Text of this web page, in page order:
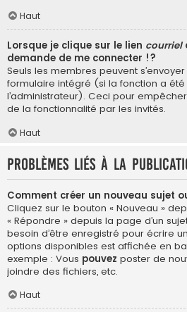
Haut
Lorsque je clique sur le lien courriel
demande de me connecter !?
Seuls les membres peuvent
formulaire intégré (si la fonction a
l’administrateur). Ceci pour
de la fonctionnalité par les invités.
Haut
Problèmes liés à la
Comment créer un nouveau sujet
Cliquez sur le bouton « Nouveau »
« Répondre » depuis la page d’un
besoin d’être enregistré pour écrire
options disponibles est affichée en
exemple : Vous pouvez poster de
joindre des fichiers, etc.
Haut